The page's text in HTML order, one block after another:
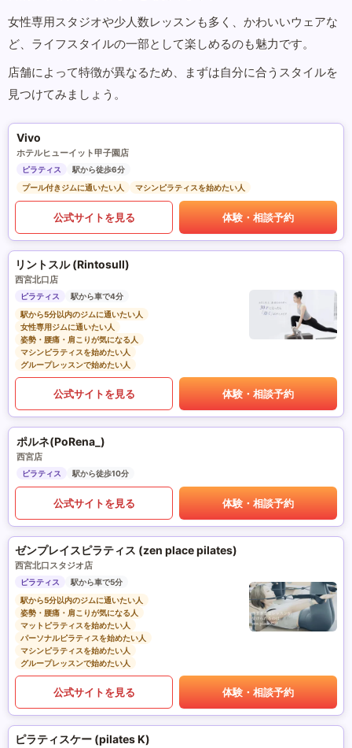
女性専用スタジオや少人数レッスンも多く、かわいいウェアな
ど、ライフスタイルの一部として楽しめるのも魅力です。
店舗によって特徴が異なるため、まずは自分に合うスタイルを
見つけてみましょう。
Vivo
ホテルヒューイット甲子園店
ピラティス
駅から徒歩6分
プール付きジムに通いたい人
マシンピラティスを始めたい人
公式サイトを見る 体験・相談予約
リントスル (Rintosull)
西宮北口店
ピラティス
駅から車で4分
駅から5分以内のジムに通いたい人
女性専用ジムに通いたい人
姿勢・腰痛・肩こりが気になる人
マシンピラティスを始めたい人
グループレッスンで始めたい人
公式サイトを見る 体験・相談予約
ポルネ(PoRena_)
西宮店
ピラティス 駅から徒歩10分
公式サイトを見る 体験・相談予約
ゼンプレイスピラティス (zen place pilates)
西宮北口スタジオ店
ピラティス
駅から車で5分
駅から5分以内のジムに通いたい人
姿勢・腰痛・肩こりが気になる人
マットピラティスを始めたい人
パーソナルピラティスを始めたい人
マシンピラティスを始めたい人
グループレッスンで始めたい人
公式サイトを見る 体験・相談予約
ピラティスケー (pilates K)